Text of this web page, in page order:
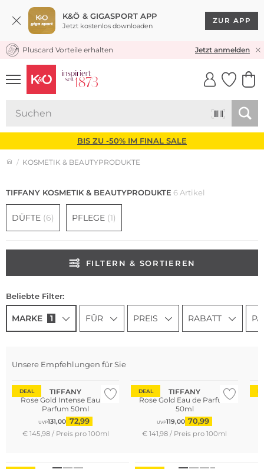
K&Ö & GIGASPORT APP
Jetzt kostenlos downloaden
ZUR APP
KOSTENLOSER VERSAND* & RÜCKVERSAND
Pluscard Vorteile erhalten Jetzt anmelden
UNSERE APP
CLICK &
BIS ZU -50% IM FINAL SALE
KOSMETIK & BEAUTYPRODUKTE
TIFFANY KOSMETIK & BEAUTYPRODUKTE 6 Artikel
DÜFTE (6) PFLEGE (1)
FILTERN & SORTIEREN
Beliebte Filter:
MARKE 1 FÜR PREIS RABATT
Unsere Empfehlungen für Sie
DEAL
TIFFANY
Rose Gold Intense Eau de
Parfum 50ml
UVP131,00 72,99
€ 145,98 / Preis pro 100ml
DEAL
TIFFANY
Rose Gold Eau de Parfum
50ml
UVP119,00 70,99
€ 141,98 / Preis pro 100ml